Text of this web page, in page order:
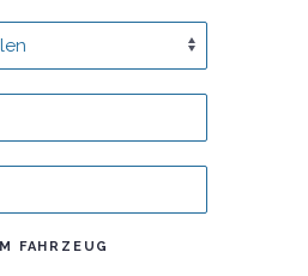
FAHRZEUG